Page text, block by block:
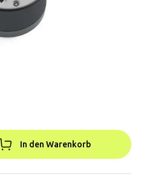
In den Warenkorb